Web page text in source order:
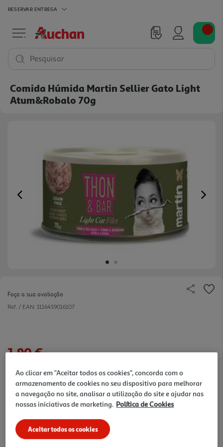
RESERVAR ENTREGA
Pesquisar
Comida Húmida Martin Sellier Gato Light
Atum&robalo 70g
Previous
Faça a sua avaliação
Ref. / EAN: 3116459016107
1,90 €
+10% DESC. IMEDIATO PET CLUB
10% de desconto imediato exclusivo para membros do
Pet Club em artigos de marcas especialistas da categoria
O Meu Pet.
Disponibilidade na loja: Auchan Amadora
Ao clicar em "Aceitar todos os cookies", concorda com o
armazenamento de cookies no seu dispositivo para melhorar
a navegação no site, analisar a utilização do site e ajudar nas
nossas iniciativas de marketing. Política de Cookies
Aceitar todos os cookies